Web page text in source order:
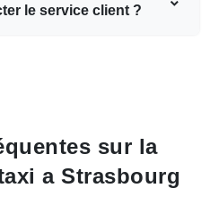
le service client ?
sur la
a Strasbourg